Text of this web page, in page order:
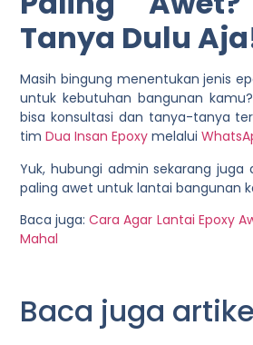
Tanya Dulu
Masih bingung menentukan jenis
untuk kebutuhan bangunan
bisa konsultasi dan tanya-tanya
tim Dua Insan Epoxy melalui
Yuk, hubungi admin sekarang juga
paling awet untuk lantai bangunan
Baca juga:Cara Agar Lantai Epoxy
Mahal
Baca juga